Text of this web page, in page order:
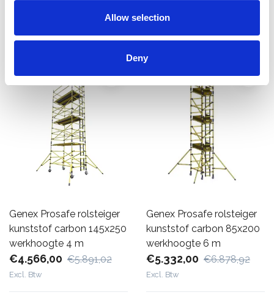
Allow selection
Deny
Genex Prosafe rolsteiger
kunststof carbon 145x250
werkhoogte 4 m
€4.566,00 €5.891,02
Excl. Btw
Genex Prosafe rolsteiger
kunststof carbon 85x200
werkhoogte 6 m
€5.332,00 €6.878,92
Excl. Btw